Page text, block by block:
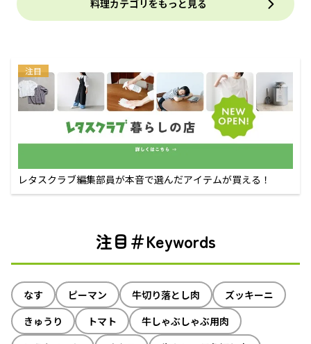
料理カテゴリをもっと見る
注目
レタスクラブ編集部員が本音で選んだアイテムが買える！
注目＃Keywords
なす ピーマン 牛切り落とし肉
ズッキーニ
きゅうり
トマト
牛しゃぶしゃぶ用肉